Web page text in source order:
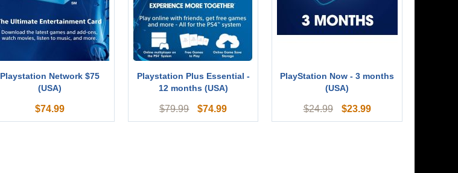
Playstation Network $75
(USA)
$74.99
Playstation Plus Essential -
12 months (USA)
$79.99 $74.99
PlayStation Now - 3 months
(USA)
$24.99 $23.99